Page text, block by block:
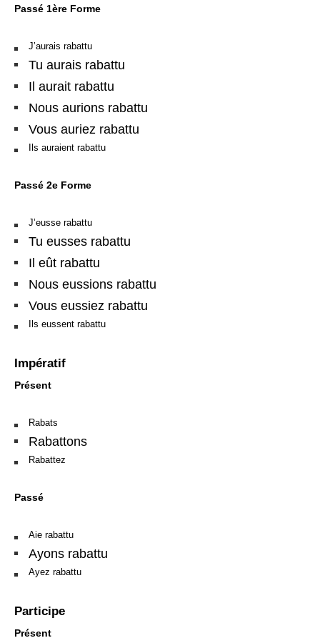
Passé 1ère Forme
J’aurais rabattu
Tu aurais rabattu
Il aurait rabattu
Nous aurions rabattu
Vous auriez rabattu
Ils auraient rabattu
Passé 2e Forme
J’eusse rabattu
Tu eusses rabattu
Il eût rabattu
Nous eussions rabattu
Vous eussiez rabattu
Ils eussent rabattu
Impératif
Présent
Rabats
Rabattons
Rabattez
Passé
Aie rabattu
Ayons rabattu
Ayez rabattu
Participe
Présent